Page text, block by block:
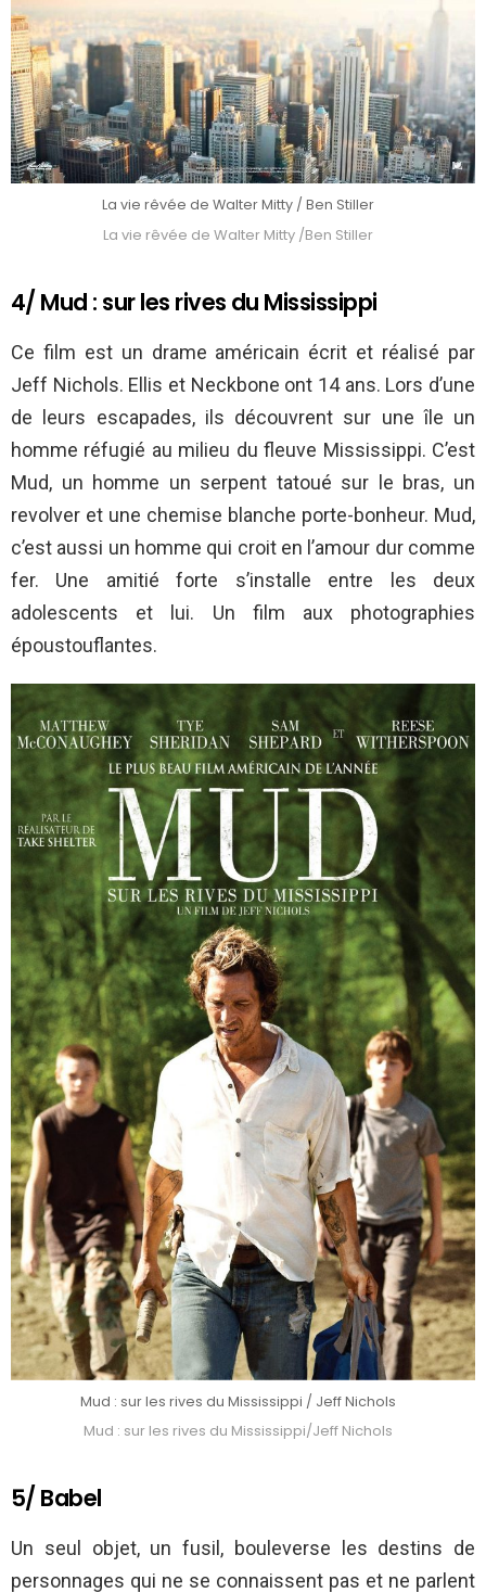
La vie rêvée de Walter Mitty / Ben Stiller
La vie rêvée de Walter Mitty /Ben Stiller
4/ Mud : sur les rives du Mississippi
Ce film est un drame américain écrit et réalisé par
Jeff Nichols. Ellis et Neckbone ont 14 ans. Lors d’une
de leurs escapades, ils découvrent sur une île un
homme réfugié au milieu du fleuve Mississippi. C’est
Mud, un homme un serpent tatoué sur le bras, un
revolver et une chemise blanche porte-bonheur. Mud,
c’est aussi un homme qui croit en l’amour dur comme
fer. Une amitié forte s’installe entre les deux
adolescents et lui. Un film aux photographies
époustouflantes.
Mud : sur les rives du Mississippi / Jeff Nichols
Mud : sur les rives du Mississippi/Jeff Nichols
5/ Babel
Un seul objet, un fusil, bouleverse les destins de
personnages qui ne se connaissent pas et ne parlent